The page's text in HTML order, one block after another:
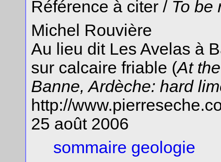
Référence à citer / To be
Michel Rouvière
Au lieu dit Les Avelas à
sur calcaire friable (At
Banne, Ardèche: hard
http://
25 août 2006
sommaire geologie